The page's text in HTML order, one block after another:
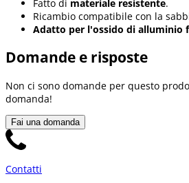
Fatto di materiale resistente.
Ricambio compatibile con la
Adatto per l'ossido di alluminio
Domande e risposte
Non ci sono domande per questo
domanda!
Fai una domanda
Contatti